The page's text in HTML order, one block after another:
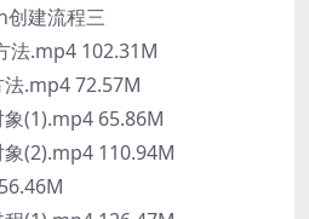
建流程三
.mp4 102.31M
.mp4 72.57M
(1).mp4 65.86M
(2).mp4 110.94M